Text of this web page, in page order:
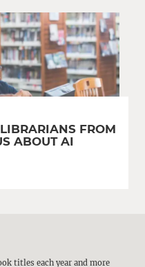
FROM
ABOUT AI
titles each year and more